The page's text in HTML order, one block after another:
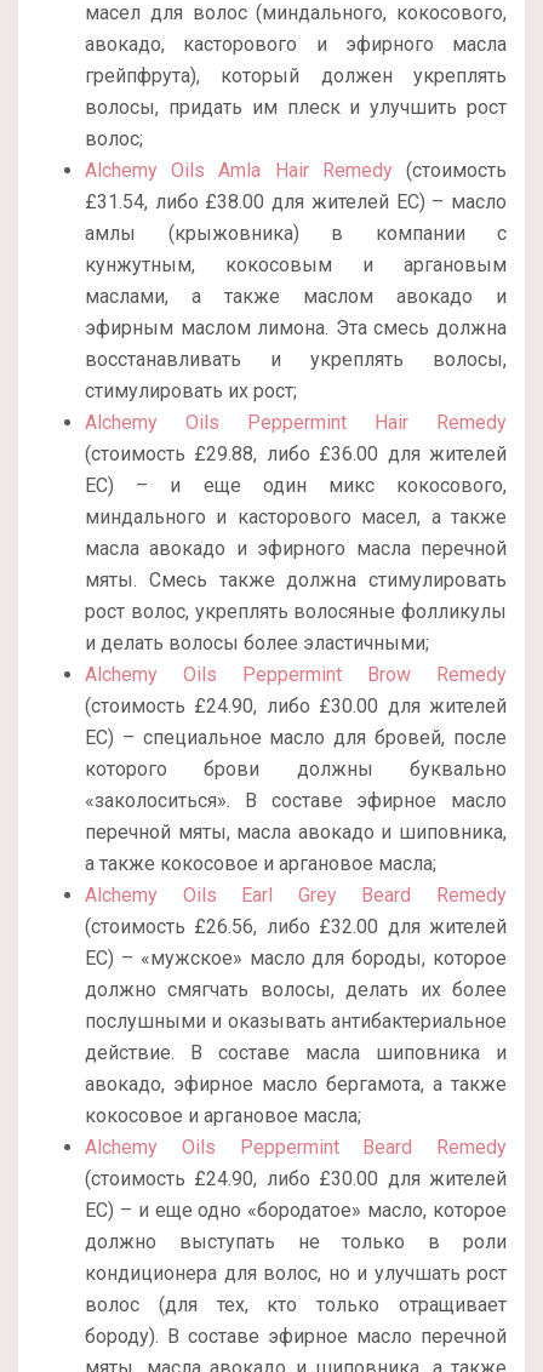
масел для волос (миндального, кокосового,
авокадо, касторового и эфирного масла
грейпфрута), который должен укреплять
волосы, придать им плеск и улучшить рост
волос;
Alchemy Oils Amla Hair Remedy(стоимость
£31.54, либо £38.00 для жителей ЕС) – масло
амлы (крыжовника) в компании с
кунжутным, кокосовым и аргановым
маслами, а также маслом авокадо и
эфирным маслом лимона. Эта смесь должна
восстанавливать и укреплять волосы,
стимулировать их рост;
Alchemy Oils Peppermint Hair Remedy
(стоимость £29.88, либо £36.00 для жителей
ЕС) – и еще один микс кокосового,
миндального и касторового масел, а также
масла авокадо и эфирного масла перечной
мяты. Смесь также должна стимулировать
рост волос, укреплять волосяные фолликулы
и делать волосы более эластичными;
Alchemy Oils Peppermint Brow Remedy
(стоимость £24.90, либо £30.00 для жителей
ЕС) – специальное масло для бровей, после
которого брови должны буквально
«заколоситься». В составе эфирное масло
перечной мяты, масла авокадо и шиповника,
а также кокосовое и аргановое масла;
Alchemy Oils Earl Grey Beard Remedy
(стоимость £26.56, либо £32.00 для жителей
ЕС) – «мужское» масло для бороды, которое
должно смягчать волосы, делать их более
послушными и оказывать антибактериальное
действие. В составе масла шиповника и
авокадо, эфирное масло бергамота, а также
кокосовое и аргановое масла;
Alchemy Oils Peppermint Beard Remedy
(стоимость £24.90, либо £30.00 для жителей
ЕС) – и еще одно «бородатое» масло, которое
должно выступать не только в роли
кондиционера для волос, но и улучшать рост
волос (для тех, кто только отращивает
бороду). В составе эфирное масло перечной